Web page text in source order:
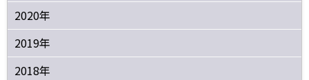
2020年
2019年
2018年